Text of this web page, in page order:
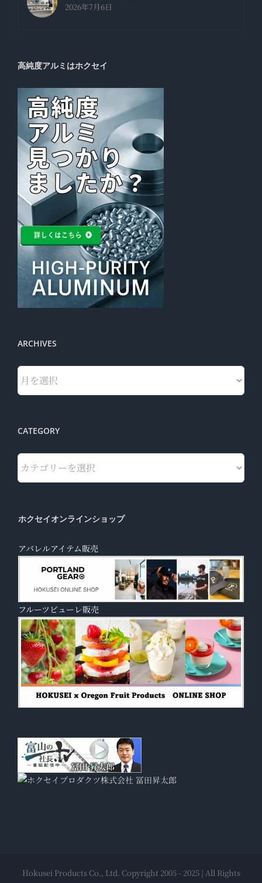
2026年7月6日
高純度アルミはホクセイ
ARCHIVES
Archives
CATEGORY
Category
ホクセイオンラインショップ
アパレルアイテム販売
フルーツピューレ販売
Hokusei Products Co., Ltd. Copyright 2005 - 2025 | All Rights